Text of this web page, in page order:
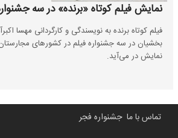
نمایش فیلم کوتاه «برنده» در سه
فیلم کوتاه برنده به نویسندگی و کارگردانی مهسا
بخشیان در سه جشنواره فیلم در کشورهای
نمایش در می‌آید.
تماس با ما جشنواره فجر